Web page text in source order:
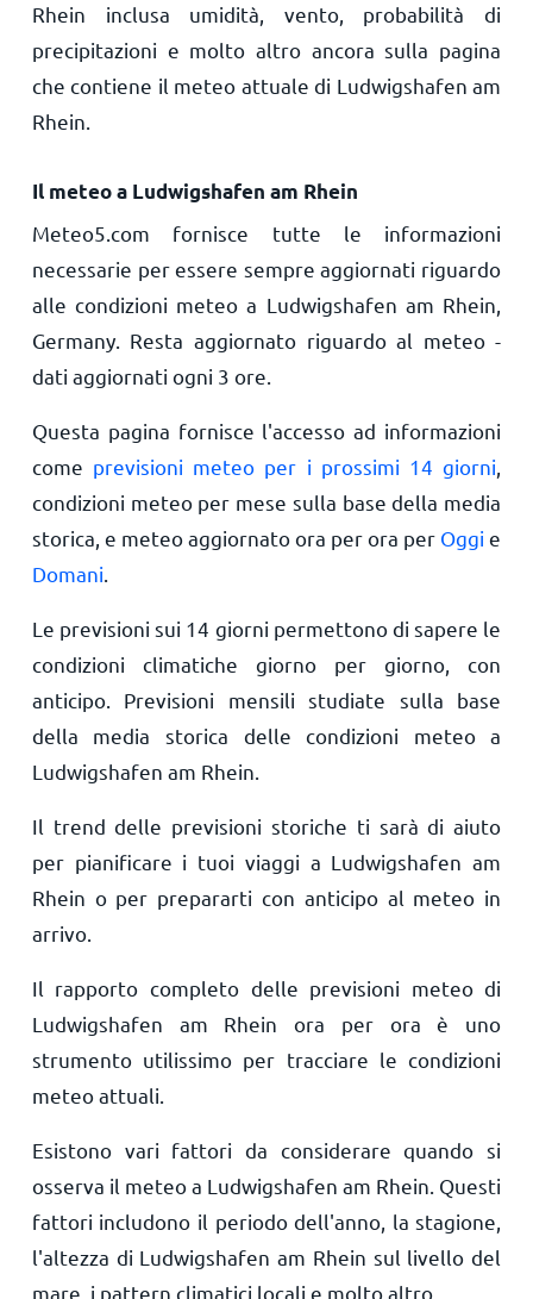
Rhein inclusa umidità, vento, probabilità di
precipitazioni e molto altro ancora sulla pagina
che contiene il meteo attuale di Ludwigshafen am
Rhein.
Il meteo a Ludwigshafen am Rhein
Meteo5.com fornisce tutte le informazioni
necessarie per essere sempre aggiornati riguardo
alle condizioni meteo a Ludwigshafen am Rhein,
Germany. Resta aggiornato riguardo al meteo -
dati aggiornati ogni 3 ore.
Questa pagina fornisce l'accesso ad informazioni
come previsioni meteo per i prossimi 14 giorni
condizioni meteo per mese sulla base della media
storica, e meteo aggiornato ora per ora per Oggi e
Domani
Le previsioni sui 14 giorni permettono di sapere le
condizioni climatiche giorno per giorno, con
anticipo. Previsioni mensili studiate sulla base
della media storica delle condizioni meteo a
Ludwigshafen am Rhein.
Il trend delle previsioni storiche ti sarà di aiuto
per pianificare i tuoi viaggi a Ludwigshafen am
Rhein o per prepararti con anticipo al meteo in
arrivo.
Il rapporto completo delle previsioni meteo di
Ludwigshafen am Rhein ora per ora è uno
strumento utilissimo per tracciare le condizioni
meteo attuali.
Esistono vari fattori da considerare quando si
osserva il meteo a Ludwigshafen am Rhein. Questi
fattori includono il periodo dell'anno, la stagione,
l'altezza di Ludwigshafen am Rhein sul livello del
mare, i pattern climatici locali e molto altro.